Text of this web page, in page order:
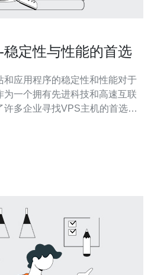
定性与性能的首选
和应用程序的稳定性和性能对于
一个拥有先进科技和高速互联
许多企业寻找VPS主机的首选目
速度快，延迟低，使得在该地